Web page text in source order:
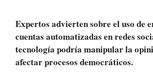
Expertos advierten sobre el uso de
cuentas automatizadas en redes
tecnología podría manipular la
afectar procesos democráticos.